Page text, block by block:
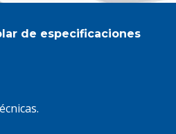
de especificaciones